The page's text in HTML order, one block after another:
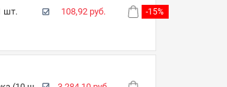
шт. 108,92 руб. -15%